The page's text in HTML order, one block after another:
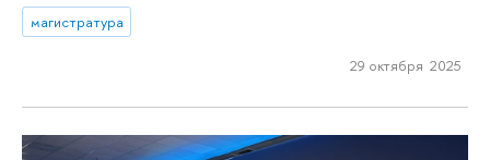
магистратура
29 октября 2025